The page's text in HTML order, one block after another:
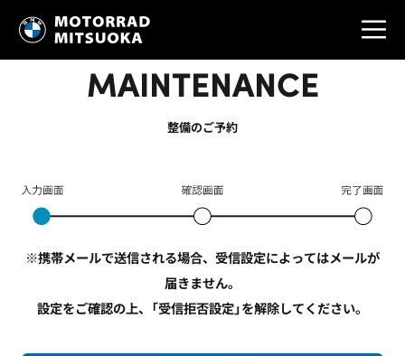
MAINTENANCE
整備のご予約
※携帯メールで送信される場合、受信設定によってはメールが
届きません。
設定をご確認の上、「受信拒否設定」を解除してください。